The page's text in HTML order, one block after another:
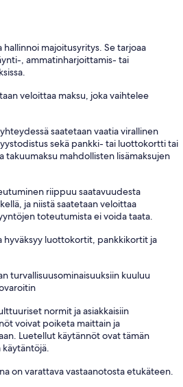
hallinnoi majoitusyritys. Se tarjoaa
, ammatinharjoittamis- tai
veloittaa maksu, joka vaihtelee
saatetaan vaatia virallinen
sekä pankki- tai luottokortti tai
takuumaksu mahdollisten lisämaksujen
riippuu saatavuudesta
ja niistä saatetaan veloittaa
toteutumista ei voida taata.
hyväksyy luottokortit, pankkikortit ja
turvallisuusominaisuuksiin kuuluu
normit ja asiakkaisiin
voivat poiketa maittain ja
Luetellut käytännöt ovat tämän
käytäntöjä.
on varattava vastaanotosta etukäteen.